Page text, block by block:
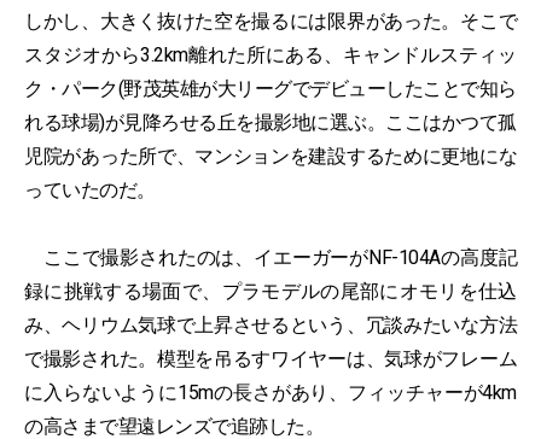
しかし、大きく抜けた空を撮るには限界があった。そこで
スタジオから3.2km離れた所にある、キャンドルスティッ
ク・パーク(野茂英雄が大リーグでデビューしたことで知ら
れる球場)が見降ろせる丘を撮影地に選ぶ。ここはかつて孤
児院があった所で、マンションを建設するために更地にな
っていたのだ。
ここで撮影されたのは、イエーガーがNF-104Aの高度記
録に挑戦する場面で、プラモデルの尾部にオモリを仕込
み、ヘリウム気球で上昇させるという、冗談みたいな方法
で撮影された。模型を吊るすワイヤーは、気球がフレーム
に入らないように15mの長さがあり、フィッチャーが4km
の高さまで望遠レンズで追跡した。